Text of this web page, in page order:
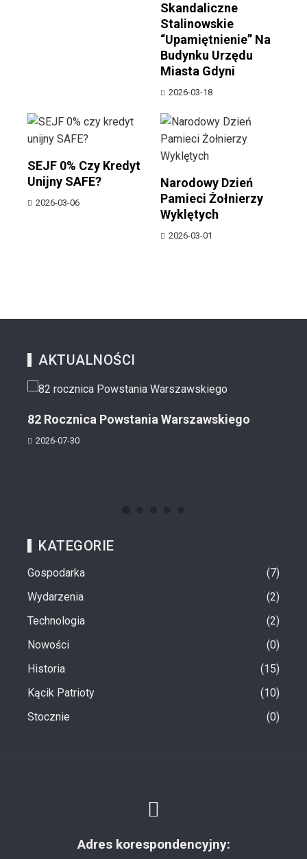
Skandaliczne
Stalinowskie
“upamiętnienie” Na
Budynku Urzędu
Miasta Gdyni
2026-03-18
SEJF 0% Czy Kredyt
Unijny SAFE?
2026-03-06
Narodowy Dzień
Pamieci Żołnierzy
Wyklętych
2026-03-01
AKTUALNOŚCI
82 Rocznica Powstania Warszawskiego
2026-07-30
KATEGORIE
Gospodarka
7
Wydarzenia
2
Technologia
2
Nowości
0
Historia
15
Kącik Patrioty
10
Stocznie
0
Adres korespondencyjny: